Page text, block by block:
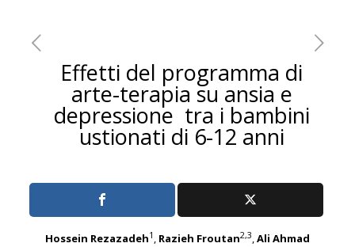
Effetti del programma di
arte-terapia su ansia e
depressione tra i bambini
ustionati di 6-12 anni
Hossein Rezazadeh1 , Razieh Froutan2,3,Ali Ahmad